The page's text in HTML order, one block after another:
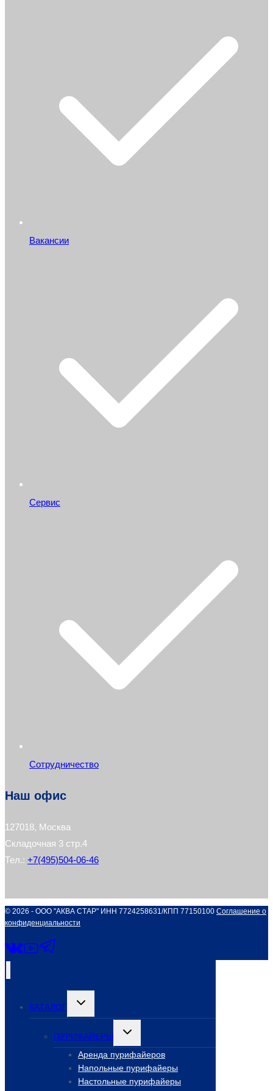
Вакансии
Сервис
Сотрудничество
Наш офис
127018, Москва
Складочная 3 стр.4
Тел.: +7(495)504-06-46
© 2026 - ООО "АКВА СТАР" ИНН 7724258631/КПП 77150100 Соглашение о
конфиденциальности
КАТАЛОГ
Переключить
меню
ПУРИФАЙЕРЫ
Переключить
меню
Аренда пурифайеров
Напольные пурифайеры
Настольные пурифайеры